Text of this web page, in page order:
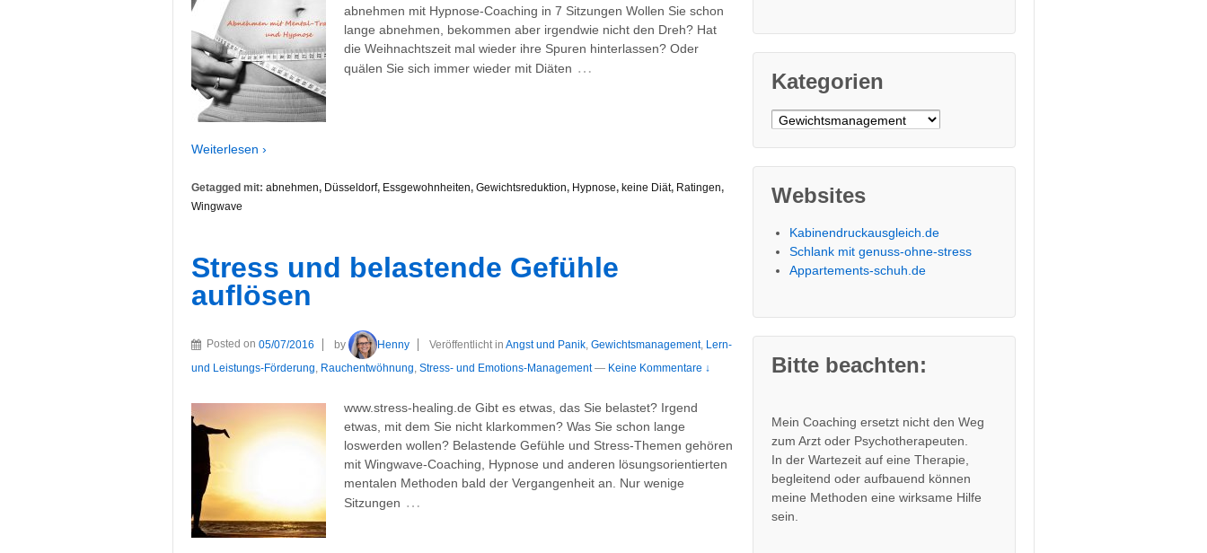
abnehmen mit Hypnose-Coaching in 7 Sitzungen Wollen Sie schon
lange abnehmen, bekommen aber irgendwie nicht den Dreh? Hat
die Weihnachtszeit mal wieder ihre Spuren hinterlassen? Oder
quälen Sie sich immer wieder mit Diäten …
Weiterlesen ›
Getagged mit: abnehmen, Düsseldorf, Essgewohnheiten, Gewichtsreduktion, Hypnose, keine Diät, Ratingen,
Wingwave
Stress und belastende Gefühle
auflösen
Posted on 05/07/2016 by Henny Veröffentlicht in Angst und Panik Gewichtsmanagement, Lern-
und Leistungs-Förderung, Rauchentwöhnung, Stress- und Emotions-Management — Keine Kommentare ↓
www.stress-healing.de Gibt es etwas, das Sie belastet? Irgend
etwas, mit dem Sie nicht klarkommen? Was Sie schon lange
loswerden wollen? Belastende Gefühle und Stress-Themen gehören
mit Wingwave-Coaching, Hypnose und anderen lösungsorientierten
mentalen Methoden bald der Vergangenheit an. Nur wenige
Sitzungen …
Kategorien
Kategorien
Websites
Kabinendruckausgleich.de
Schlank mit genuss-ohne-stress
Appartements-schuh.de
Bitte beachten:
Mein Coaching ersetzt nicht den Weg
zum Arzt oder Psychotherapeuten.
In der Wartezeit auf eine Therapie,
begleitend oder aufbauend können
meine Methoden eine wirksame Hilfe
sein.